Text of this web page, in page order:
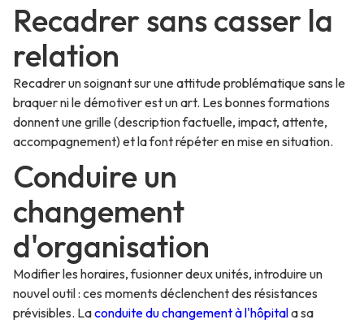
Recadrer sans casser la
relation
Recadrer un soignant sur une attitude problématique sans le
braquer ni le démotiver est un art. Les bonnes formations
donnent une grille (description factuelle, impact, attente,
accompagnement) et la font répéter en mise en situation.
Conduire un
changement
d'organisation
Modifier les horaires, fusionner deux unités, introduire un
nouvel outil : ces moments déclenchent des résistances
prévisibles. Laconduite du changement à l'hôpitala sa